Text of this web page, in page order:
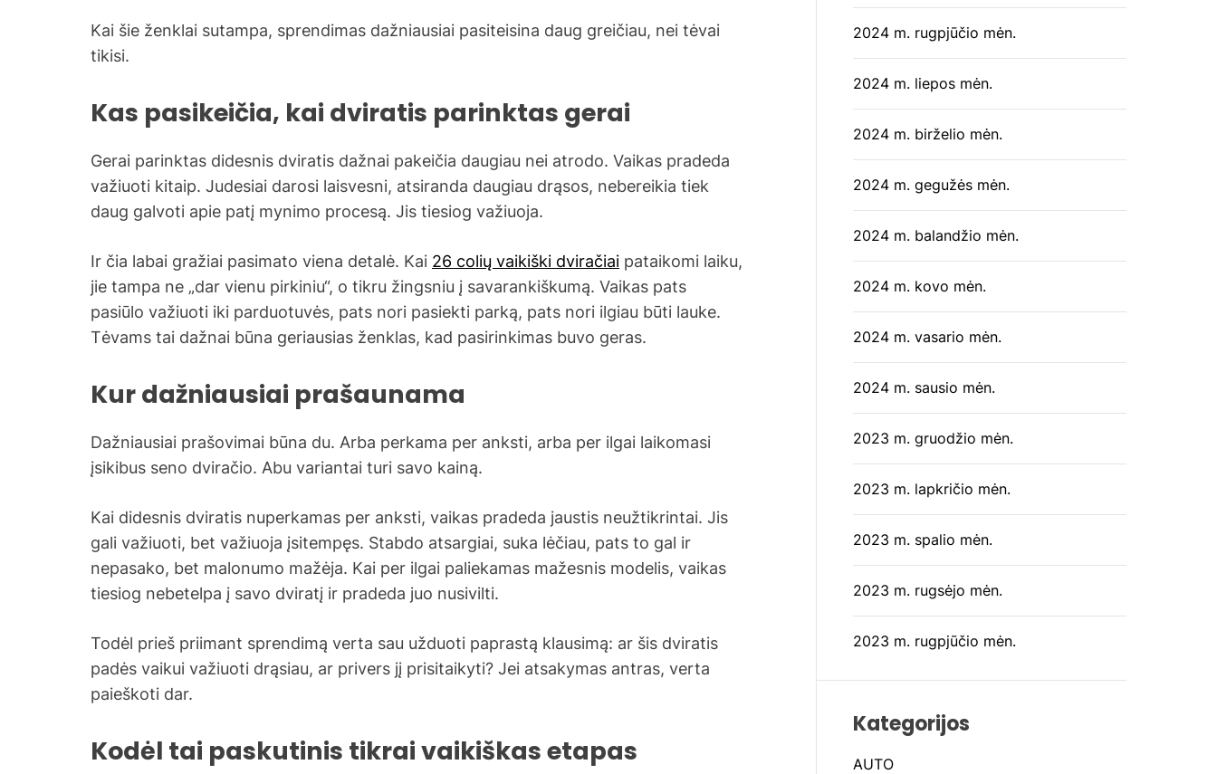
Kai šie ženklai sutampa, sprendimas dažniausiai pasiteisina daug greičiau, nei tėvai
tikisi.
Kas pasikeičia, kai dviratis parinktas gerai
Gerai parinktas didesnis dviratis dažnai pakeičia daugiau nei atrodo. Vaikas pradeda
važiuoti kitaip. Judesiai darosi laisvesni, atsiranda daugiau drąsos, nebereikia tiek
daug galvoti apie patį mynimo procesą. Jis tiesiog važiuoja.
Ir čia labai gražiai pasimato viena detalė. Kai 26 colių vaikiški dviračiai pataikomi laiku,
jie tampa ne „dar vienu pirkiniu“, o tikru žingsniu į savarankiškumą. Vaikas pats
pasiūlo važiuoti iki parduotuvės, pats nori pasiekti parką, pats nori ilgiau būti lauke.
Tėvams tai dažnai būna geriausias ženklas, kad pasirinkimas buvo geras.
Kur dažniausiai prašaunama
Dažniausiai prašovimai būna du. Arba perkama per anksti, arba per ilgai laikomasi
įsikibus seno dviračio. Abu variantai turi savo kainą.
Kai didesnis dviratis nuperkamas per anksti, vaikas pradeda jaustis neužtikrintai. Jis
gali važiuoti, bet važiuoja įsitempęs. Stabdo atsargiai, suka lėčiau, pats to gal ir
nepasako, bet malonumo mažėja. Kai per ilgai paliekamas mažesnis modelis, vaikas
tiesiog nebetelpa į savo dviratį ir pradeda juo nusivilti.
Todėl prieš priimant sprendimą verta sau užduoti paprastą klausimą: ar šis dviratis
padės vaikui važiuoti drąsiau, ar privers jį prisitaikyti? Jei atsakymas antras, verta
paieškoti dar.
Kodėl tai paskutinis tikrai vaikiškas etapas
2024 m. rugpjūčio mėn.
2024 m. liepos mėn.
2024 m. birželio mėn.
2024 m. gegužės mėn.
2024 m. balandžio mėn.
2024 m. kovo mėn.
2024 m. vasario mėn.
2024 m. sausio mėn.
2023 m. gruodžio mėn.
2023 m. lapkričio mėn.
2023 m. spalio mėn.
2023 m. rugsėjo mėn.
2023 m. rugpjūčio mėn.
Kategorijos
AUTO